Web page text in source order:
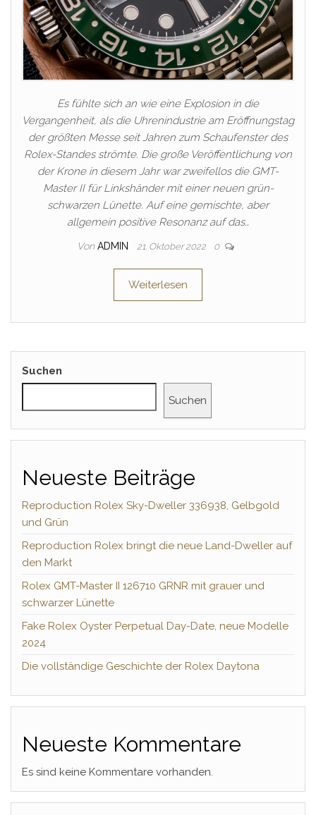
Es fühlte sich an wie eine Explosion in die
Vergangenheit, als die Uhrenindustrie am Eröffnungstag
der größten Messe seit Jahren zum Schaufenster des
Rolex-Standes strömte. Die große Veröffentlichung von
der Krone in diesem Jahr war zweifellos die GMT-
Master II für Linkshänder mit einer neuen grün-
schwarzen Lünette. Auf eine gemischte, aber
allgemein positive Resonanz auf das…
Von ADMIN 21. Oktober 2022 0
Weiterlesen
Suchen
Suchen
Neueste Beiträge
Reproduction Rolex Sky-Dweller 336938, Gelbgold
und Grün
Reproduction Rolex bringt die neue Land-Dweller auf
den Markt
Rolex GMT-Master II 126710 GRNR mit grauer und
schwarzer Lünette
Fake Rolex Oyster Perpetual Day-Date, neue Modelle
2024
Die vollständige Geschichte der Rolex Daytona
Neueste Kommentare
Es sind keine Kommentare vorhanden.